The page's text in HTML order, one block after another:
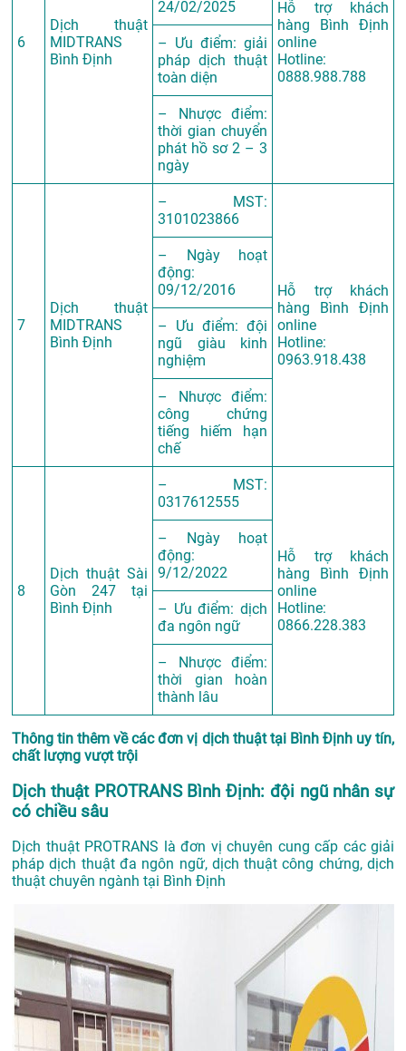
6
Dịch thuật
MIDTRANS
Bình Định
Hỗ trợ khách
hàng Bình Định
online
Hotline:
0888.988.788
24/02/2025
– Ưu điểm: giải
pháp dịch thuật
toàn diện
– Nhược điểm:
thời gian chuyển
phát hồ sơ 2 – 3
ngày
7
Dịch thuật
MIDTRANS
Bình Định
– MST:
3101023866
Hỗ trợ khách
hàng Bình Định
online
Hotline:
0963.918.438
– Ngày hoạt
động:
09/12/2016
– Ưu điểm: đội
ngũ giàu kinh
nghiệm
– Nhược điểm:
công chứng
tiếng hiếm hạn
chế
8
Dịch thuật Sài
Gòn 247 tại
Bình Định
– MST:
0317612555
Hỗ trợ khách
hàng Bình Định
online
Hotline:
0866.228.383
– Ngày hoạt
động:
9/12/2022
– Ưu điểm: dịch
đa ngôn ngữ
– Nhược điểm:
thời gian hoàn
thành lâu
Thông tin thêm về các đơn vị dịch thuật tại Bình Định uy tín,
chất lượng vượt trội
Dịch thuật PROTRANS Bình Định: đội ngũ nhân sự
có chiều sâu
Dịch thuật PROTRANS là đơn vị chuyên cung cấp các giải
pháp dịch thuật đa ngôn ngữ, dịch thuật công chứng, dịch
thuật chuyên ngành tại Bình Định